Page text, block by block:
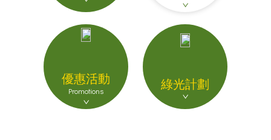
優惠活動
Promotions 綠光計劃